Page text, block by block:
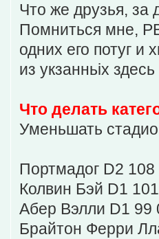
Что же друзья, за
Помниться мне,
одних его потуг и
из укзанньіх
Что делать
Уменьшать
Портмадог D2 108
Колвин Бэй D1
Абер Вэлли D1 99
Брайтон Ферри